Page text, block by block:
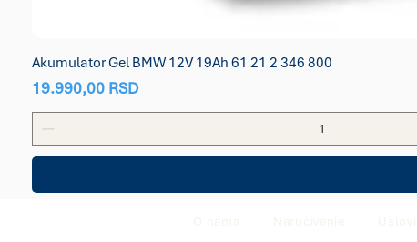
Akumulator Gel BMW 12V 19Ah 61 21 2 346 800
Price
19.990,00 RSD